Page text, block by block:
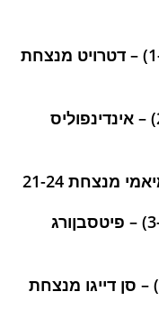
*ניו יורק ג'טס (2-1) – דטרויט (1-2) – דטרויט מנצחת
*אינדיאנפוליס (2-1) – טנסי (2-1) – אינדינפוליס
*פיטסבורג (1-2) – טמפה ביי (3-0) – פיטסבןורג
*סן דיאגו (1-2) – ג'קסונוויל (3-0) – סן דייגו מנצחת